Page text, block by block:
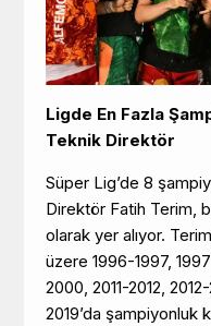
Ligde En Fazla
Teknik Direktör
Süper Lig’de 8
Direktör Fatih Terim,
olarak yer alıyor.
üzere 1996-1997,
2000, 2011-2012,
2019’da şampiyonluk